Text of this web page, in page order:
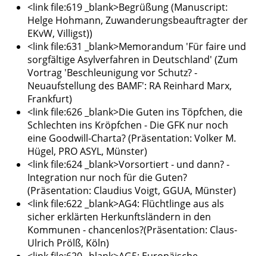
<link file:619 _blank>Begrüßung (Manuscript:
Helge Hohmann, Zuwanderungsbeauftragter der
EKvW, Villigst))
<link file:631 _blank>Memorandum 'Für faire und
sorgfältige Asylverfahren in Deutschland' (Zum
Vortrag 'Beschleunigung vor Schutz? -
Neuaufstellung des BAMF': RA Reinhard Marx,
Frankfurt)
<link file:626 _blank>Die Guten ins Töpfchen, die
Schlechten ins Kröpfchen - Die GFK nur noch
eine Goodwill-Charta? (Präsentation: Volker M.
Hügel, PRO ASYL, Münster)
<link file:624 _blank>Vorsortiert - und dann? -
Integration nur noch für die Guten?
(Präsentation: Claudius Voigt, GGUA, Münster)
<link file:622 _blank>AG4: Flüchtlinge aus als
sicher erklärten Herkunftsländern in den
Kommunen - chancenlos?(Präsentation: Claus-
Ulrich Prölß, Köln)